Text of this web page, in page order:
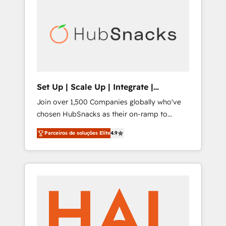
Set Up | Scale Up | Integrate |
HubSnacks FlexPlan
Join over 1,500 Companies globally who've
chosen HubSnacks as their on-ramp to
HubSpot since 2014 Simple pay-as-you-go
plans that accelerate value... 1️⃣ Set Up |
Onboarding New or Check-fixing existing
HubSpot portals 2️⃣ Scale Up | 100% HubSpot
Integrate | your entire Tech Stack with
API Integration project... ⬅️ Click "Contact
Business" ⬅️ to access 150+ Kickstart
Parceiros de soluções Elite4.9